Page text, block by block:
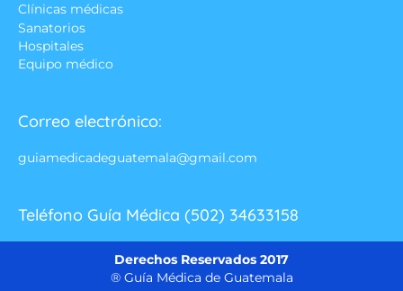
Clínicas médicas
Sanatorios
Hospitales
Equipo médico
Correo electrónico:
guiamedicadeguatemala@gmail.com
Teléfono Guía Médica (502) 34633158
Derechos Reservados 2017
® Guía Médica de Guatemala